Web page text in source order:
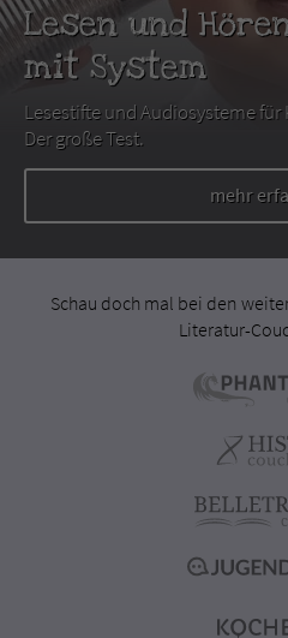
Lesen und
mit System
Lesestifte und Audiosysteme für
Der große Test.
mehr
Schau doch mal bei den
Literatur-